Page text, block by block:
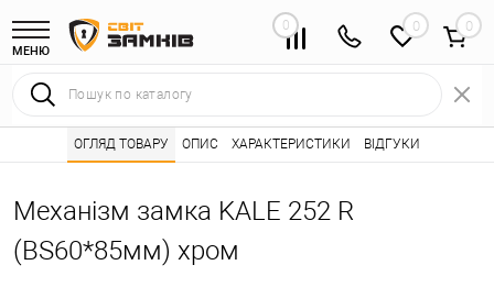
МЕНЮ
0 0
Інтернет магазин замків • Каталог товарів ⭐ Дверні замки 🌟
Механізм замка KALE 252 R
(BS60*85мм) хром
ОГЛЯД ТОВАРУ ОПИС ХАРАКТЕРИСТИКИ ВІДГУКИ